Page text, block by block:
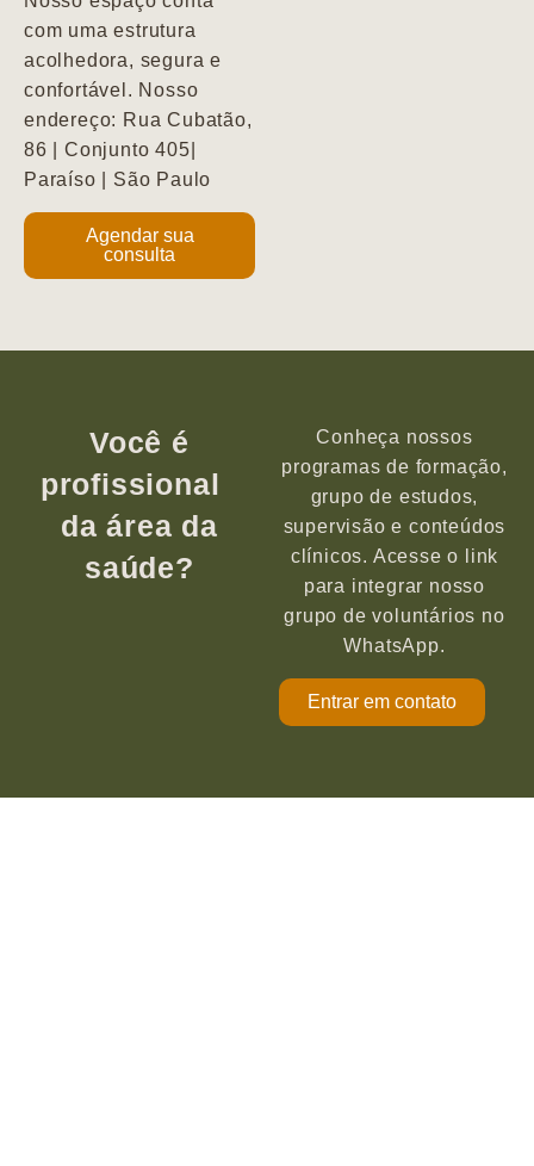
com uma estrutura
acolhedora, segura e
confortável. Nosso
endereço: Rua Cubatão,
86 | Conjunto 405|
Paraíso | São Paulo
Agendar sua
consulta
Você é
profissional
da área da
saúde?
Conheça nossos
programas de formação,
grupo de estudos,
supervisão e conteúdos
clínicos. Acesse o link
para integrar nosso
grupo de voluntários no
WhatsApp.
Entrar em contato